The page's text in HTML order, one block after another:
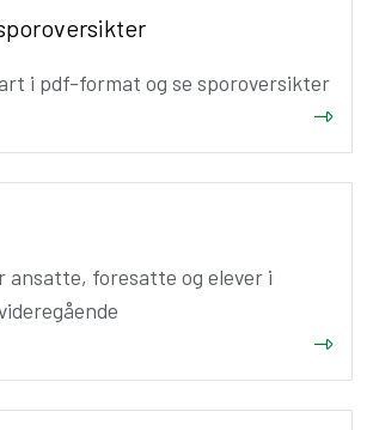
i pdf-format og se sporoversikter
ansatte, foresatte og elever i